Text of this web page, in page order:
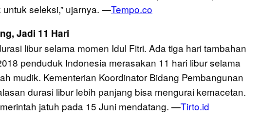
untuk seleksi,” ujarnya. —Tempo.co
Jadi 11 Hari
libur selama momen Idul Fitri. Ada tiga hari tambahan
penduduk Indonesia merasakan 11 hari libur selama
mudik. Kementerian Koordinator Bidang Pembangunan
durasi libur lebih panjang bisa mengurai kemacetan.
jatuh pada 15 Juni mendatang. —Tirto.id